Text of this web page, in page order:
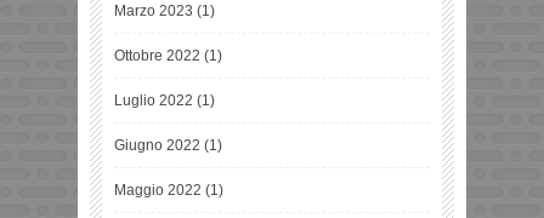
Marzo 2023 (1)
Ottobre 2022 (1)
Luglio 2022 (1)
Giugno 2022 (1)
Maggio 2022 (1)